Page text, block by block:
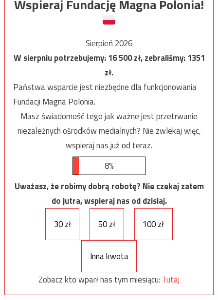
Wspieraj Fundację Magna Polonia!
Sierpień 2026
W sierpniu potrzebujemy:16 500zł, zebraliśmy:1351
zł.
Państwa wsparcie jest niezbędne dla funkcjonowania
Fundacji Magna Polonia.
Masz świadomość tego jak ważne jest przetrwanie
niezależnych ośrodków medialnych? Nie zwlekaj więc,
wspieraj nas już od teraz.
8%
Uważasz, że robimy dobrą robotę? Nie czekaj zatem
do jutra, wspieraj nas od dzisiaj.
30 zł
50 zł 100 zł
Inna kwota
Zobacz kto wparł nas tym miesiącu: Tutaj